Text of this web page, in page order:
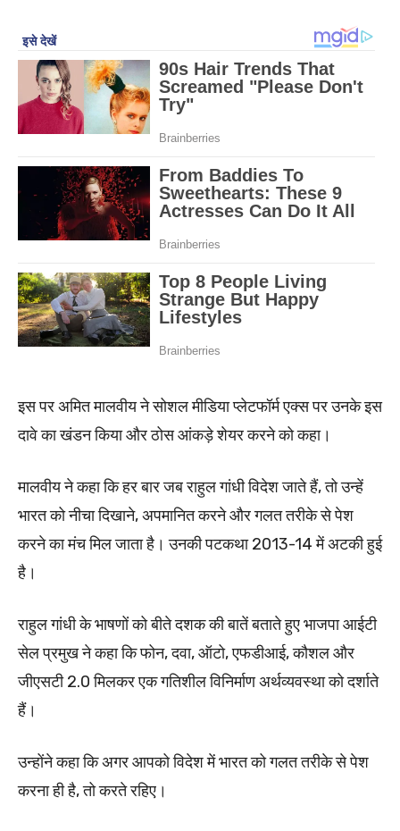
इस पर अमित मालवीय ने सोशल मीडिया प्लेटफॉर्म एक्स पर उनके इस
दावे का खंडन किया और ठोस आंकड़े शेयर करने को कहा।
मालवीय ने कहा कि हर बार जब राहुल गांधी विदेश जाते हैं, तो उन्हें
भारत को नीचा दिखाने, अपमानित करने और गलत तरीके से पेश
करने का मंच मिल जाता है। उनकी पटकथा 2013-14 में अटकी हुई
है।
राहुल गांधी के भाषणों को बीते दशक की बातें बताते हुए भाजपा आईटी
सेल प्रमुख ने कहा कि फोन, दवा, ऑटो, एफडीआई, कौशल और
जीएसटी 2.0 मिलकर एक गतिशील विनिर्माण अर्थव्यवस्था को दर्शाते
हैं।
उन्होंने कहा कि अगर आपको विदेश में भारत को गलत तरीके से पेश
करना ही है, तो करते रहिए।